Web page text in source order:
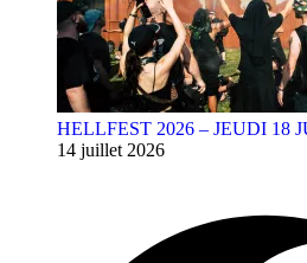
HELLFEST 2026 – JEUDI 18
14 juillet 2026